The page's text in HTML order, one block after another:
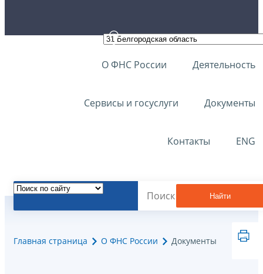
О ФНС России Деятельность
Сервисы и госуслуги Документы
Контакты ENG
Найти
Главная страница О ФНС России Документы